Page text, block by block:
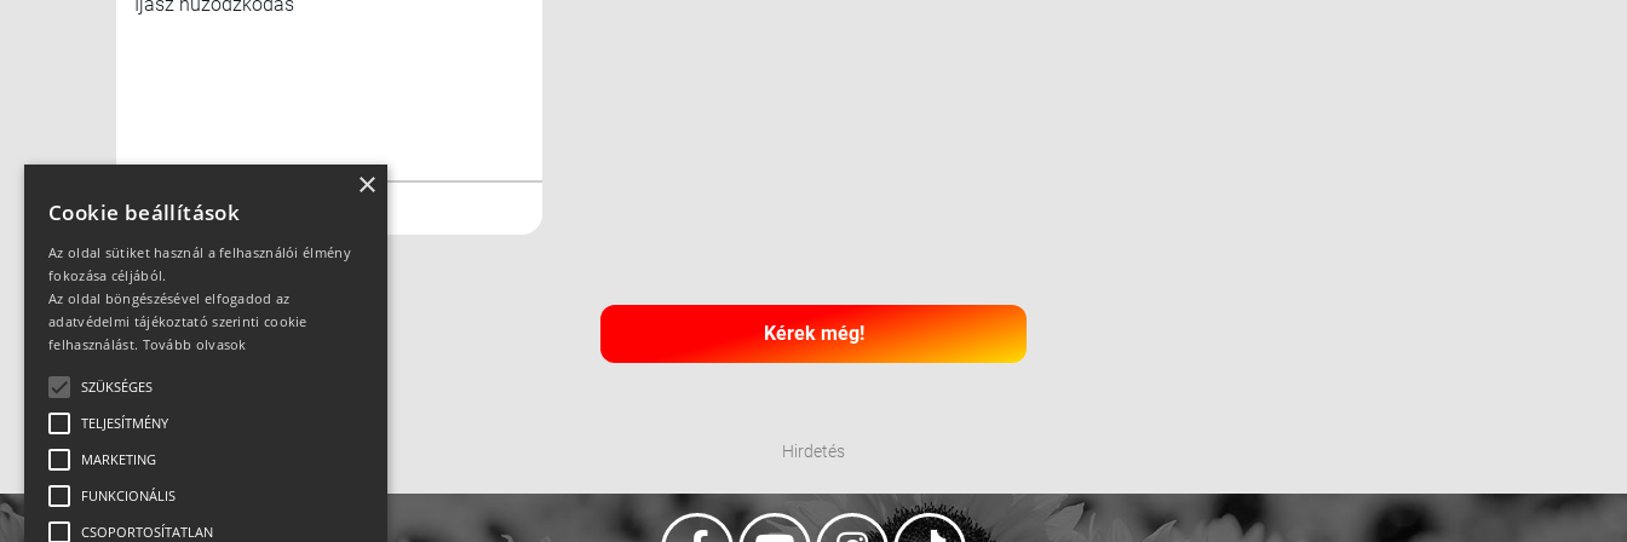
Kérek még!
Hirdetés
×
Cookie beállítások
Az oldal sütiket használ a felhasználói élmény
fokozása céljából.
Az oldal böngészésével elfogadod az
adatvédelmi tájékoztató szerinti cookie
felhasználást. Tovább olvasok
SZÜKSÉGES
TELJESÍTMÉNY
MARKETING
FUNKCIONÁLIS
CSOPORTOSÍTATLAN